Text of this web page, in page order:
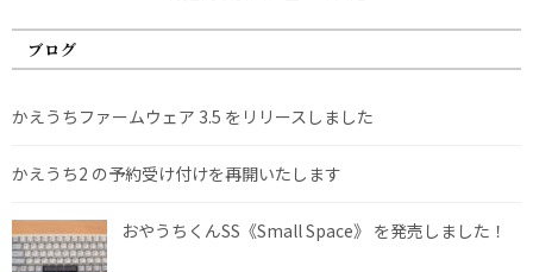
ブログ
かえうちファームウェア 3.5 をリリースしました
かえうち2 の予約受け付けを再開いたします
おやうちくんSS《Small Space》 を発売しました！